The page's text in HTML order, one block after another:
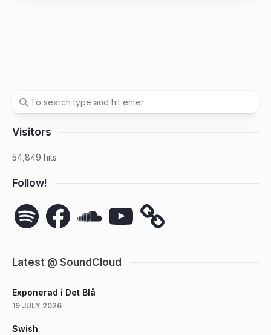
Visitors
54,849 hits
Follow!
Spotify FacebookSoundCloudYouTube
Latest @ SoundCloud
Exponerad i Det Blå
19 JULY 2026
Swish